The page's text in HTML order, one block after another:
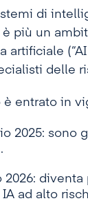
di
più un
artificiale
delle
entrato in
2025: sono
2026:
ad alto